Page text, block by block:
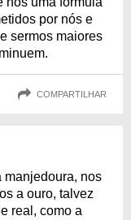
por nós e
sermos maiores
COMPARTILHAR
manjedoura, nos
a ouro, talvez
real, como a